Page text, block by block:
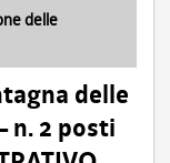
delle
delle
n. 2 posti